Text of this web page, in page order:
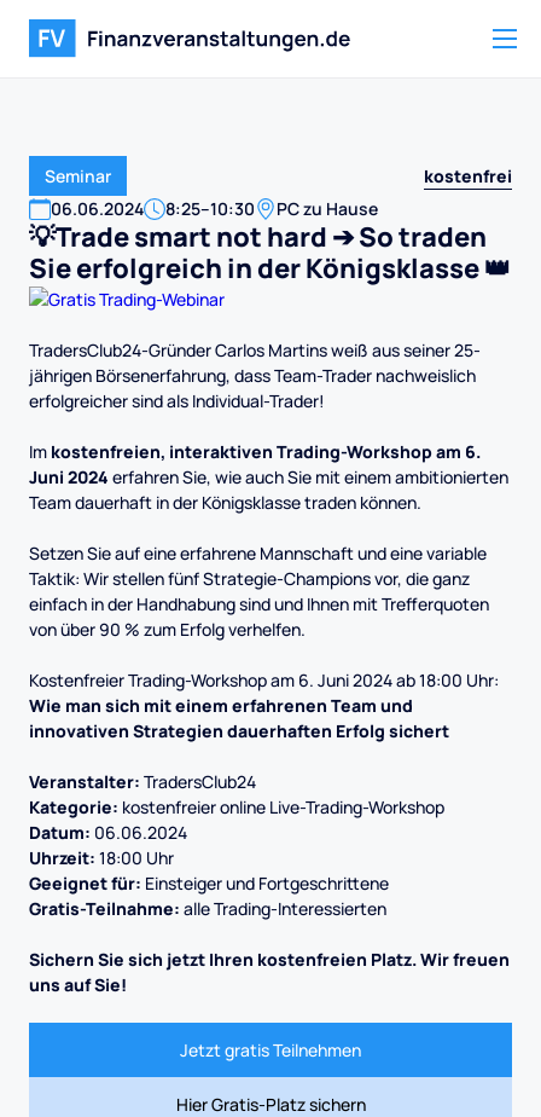
Seminar
kostenfrei
06.06.2024 8:25–10:30 PC zu Hause
💡Trade smart not hard ➔ So traden
Sie erfolgreich in der Königsklasse 👑
TradersClub24-Gründer Carlos Martins weiß aus seiner 25-
jährigen Börsenerfahrung, dass Team-Trader nachweislich
erfolgreicher sind als Individual-Trader!
Im kostenfreien, interaktiven Trading-Workshop am 6.
Juni 2024 erfahren Sie, wie auch Sie mit einem ambitionierten
Team dauerhaft in der Königsklasse traden können.
Setzen Sie auf eine erfahrene Mannschaft und eine variable
Taktik: Wir stellen fünf Strategie-Champions vor, die ganz
einfach in der Handhabung sind und Ihnen mit Trefferquoten
von über 90 % zum Erfolg verhelfen.
Kostenfreier Trading-Workshop am 6. Juni 2024 ab 18:00 Uhr:
Wie man sich mit einem erfahrenen Team und
innovativen Strategien dauerhaften Erfolg sichert
Veranstalter: TradersClub24
Kategorie: kostenfreier online Live-Trading-Workshop
Datum: 06.06.2024
Uhrzeit: 18:00 Uhr
Geeignet für: Einsteiger und Fortgeschrittene
Gratis-Teilnahme: alle Trading-Interessierten
Sichern Sie sich jetzt Ihren kostenfreien Platz. Wir freuen
uns auf Sie!
Jetzt gratis Teilnehmen
Hier Gratis-Platz sichern